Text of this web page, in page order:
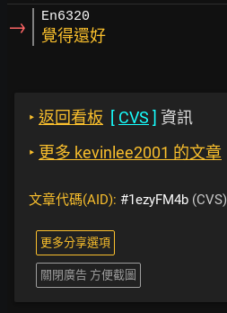
→ En6320
覺得還好
‣ 返回看板 [ CVS ] 資訊
‣ 更多 kevinlee2001 的文章
文章代碼(AID): #1ezyFM4b (CVS)
更多分享選項
關閉廣告 方便截圖